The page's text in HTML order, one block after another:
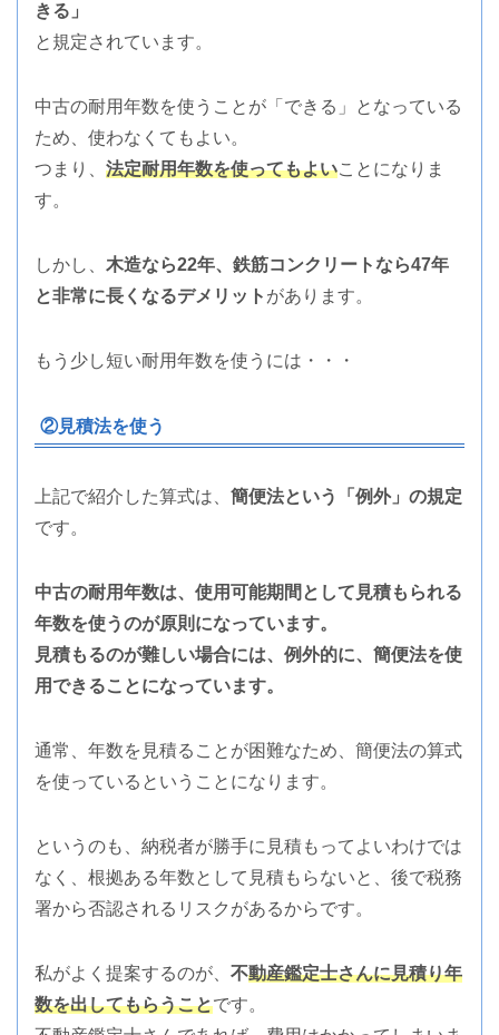
きる」
と規定されています。
中古の耐用年数を使うことが「できる」となっている
ため、使わなくてもよい。
つまり、 法定耐用年数を使ってもよいことになりま
す。
しかし、 木造なら22年、鉄筋コンクリートなら47年
と非常に長くなるデメリット があります。
もう少し短い耐用年数を使うには・・・
②見積法を使う
上記で紹介した算式は、 簡便法という「例外」の規定
です。
中古の耐用年数は、使用可能期間として見積もられる
年数を使うのが原則になっています。
見積もるのが難しい場合には、例外的に、簡便法を使
用できることになっています。
通常、年数を見積ることが困難なため、簡便法の算式
を使っているということになります。
というのも、納税者が勝手に見積もってよいわけでは
なく、根拠ある年数として見積もらないと、後で税務
署から否認されるリスクがあるからです。
私がよく提案するのが、 不動産鑑定士さんに見積り年
数を出してもらうことです。